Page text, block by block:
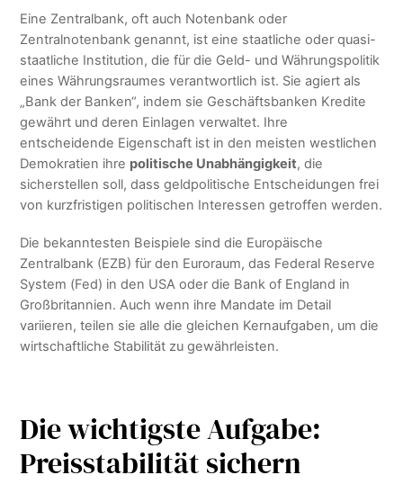
Eine Zentralbank, oft auch Notenbank oder
Zentralnotenbank genannt, ist eine staatliche oder quasi-
staatliche Institution, die für die Geld- und Währungspolitik
eines Währungsraumes verantwortlich ist. Sie agiert als
„Bank der Banken“, indem sie Geschäftsbanken Kredite
gewährt und deren Einlagen verwaltet. Ihre
entscheidende Eigenschaft ist in den meisten westlichen
Demokratien ihre politische Unabhängigkeit, die
sicherstellen soll, dass geldpolitische Entscheidungen frei
von kurzfristigen politischen Interessen getroffen werden.
Die bekanntesten Beispiele sind die Europäische
Zentralbank (EZB) für den Euroraum, das Federal Reserve
System (Fed) in den USA oder die Bank of England in
Großbritannien. Auch wenn ihre Mandate im Detail
variieren, teilen sie alle die gleichen Kernaufgaben, um die
wirtschaftliche Stabilität zu gewährleisten.
Die wichtigste Aufgabe:
Preisstabilität sichern